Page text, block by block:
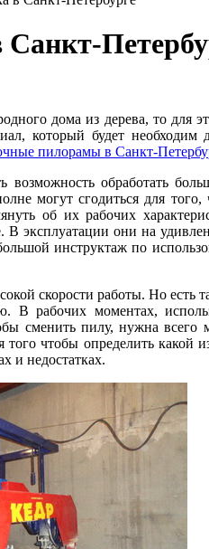
дома из дерева, то
который будет
пилорамы в Санкт-
возможность обработать
могут сгодиться для
об их рабочих
В эксплуатации они на
инструктаж по
скорости работы. Но
В рабочих моментах,
сменить пилу, нужна
того чтобы определить
и недостатках.